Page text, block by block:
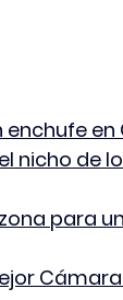
en
nicho de
para